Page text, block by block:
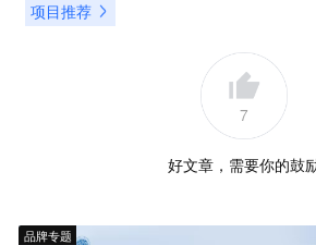
项目推荐
7
好文章，需要你的鼓
品牌专题